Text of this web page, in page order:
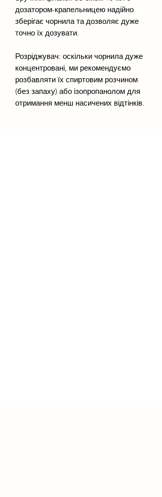
дозатором-крапельницею надійно
зберігає чорнила та дозволяє дуже
точно їх дозувати.
Розріджувач: оскільки чорнила дуже
концентровані, ми рекомендуємо
розбавляти їх спиртовим розчином
(без запаху) або ізопропанолом для
отримання менш насичених відтінків.